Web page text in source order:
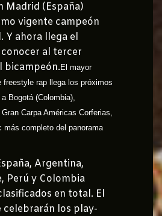
Madrid (España)
vigente campeón
Y ahora llega el
al tercer
bicampeón. El mayor
freestyle rap llega los próximos
Bogotá (Colombia),
Carpa Américas Corferias,
más completo del panorama
Argentina,
Perú y Colombia
en total. El
celebrarán los play-